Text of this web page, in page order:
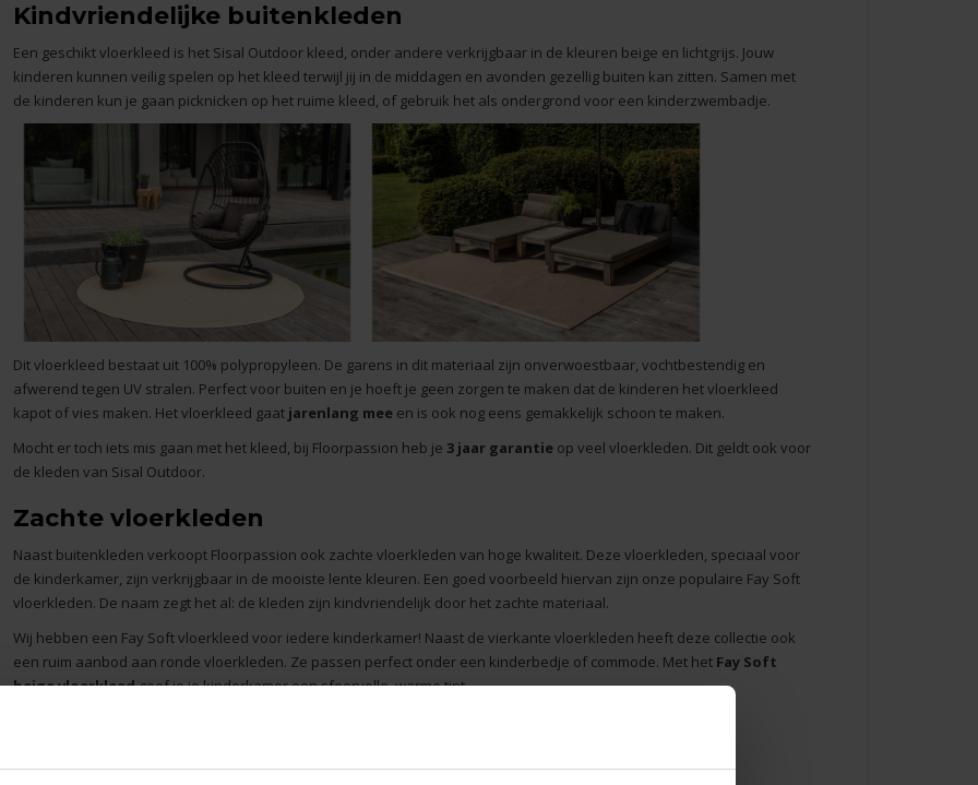
Kindvriendelijke buitenkleden
Een geschikt vloerkleed is het Sisal Outdoor kleed, onder andere verkrijgbaar in de kleuren beige en lichtgrijs. Jouw
kinderen kunnen veilig spelen op het kleed terwijl jij in de middagen en avonden gezellig buiten kan zitten. Samen met
de kinderen kun je gaan picknicken op het ruime kleed, of gebruik het als ondergrond voor een kinderzwembadje.
Dit vloerkleed bestaat uit 100% polypropyleen. De garens in dit materiaal zijn onverwoestbaar, vochtbestendig en
afwerend tegen UV stralen. Perfect voor buiten en je hoeft je geen zorgen te maken dat de kinderen het vloerkleed
kapot of vies maken. Het vloerkleed gaat jarenlang meeen is ook nog eens gemakkelijk schoon te maken.
Mocht er toch iets mis gaan met het kleed, bij Floorpassion heb je 3 jaar garantieop veel vloerkleden. Dit geldt ook voor
de kleden van Sisal Outdoor.
Zachte vloerkleden
Naast buitenkleden verkoopt Floorpassion ook zachte vloerkleden van hoge kwaliteit. Deze vloerkleden, speciaal voor
de kinderkamer, zijn verkrijgbaar in de mooiste lente kleuren. Een goed voorbeeld hiervan zijn onze populaire Fay Soft
vloerkleden. De naam zegt het al: de kleden zijn kindvriendelijk door het zachte materiaal.
Wij hebben een Fay Soft vloerkleed voor iedere kinderkamer! Naast de vierkante vloerkleden heeft deze collectie ook
een ruim aanbod aan ronde vloerkleden. Ze passen perfect onder een kinderbedje of commode. Met het Fay Soft
beige vloerkleedgeef je je kinderkamer een sfeervolle, warme tint.